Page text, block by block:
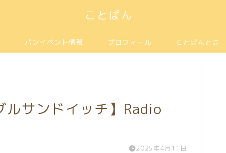
ことぱん
パンイベント情報 プロフィール ことぱんとは
サンドイッチ】Radio
2025年4月11日